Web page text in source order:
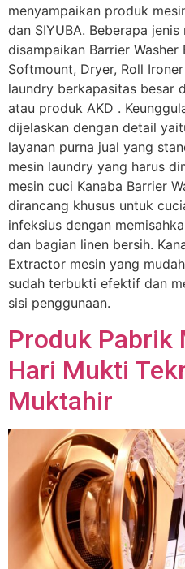
menyampaikan produk
dan SIYUBA. Beberapa
disampaikan Barrier
Softmount, Dryer, Roll
laundry berkapasitas besar
atau produk AKD .
dijelaskan dengan detail
layanan purna jual yang
mesin laundry yang harus
mesin cuci Kanaba Barrier
dirancang khusus untuk
infeksius dengan
dan bagian linen bersih.
Extractor mesin yang
sudah terbukti efektif dan
sisi penggunaan.
Produk Pabrik
Hari Mukti
Muktahir